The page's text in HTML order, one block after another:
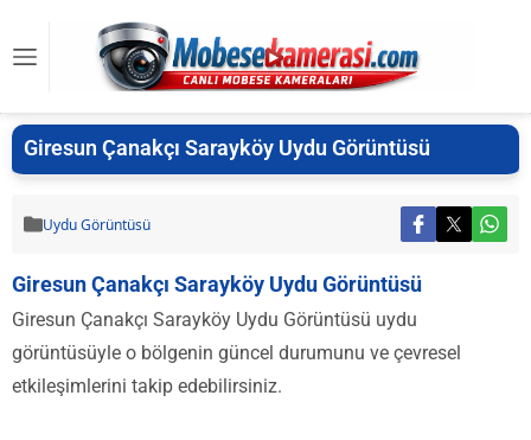
Giresun Çanakçı Sarayköy Uydu Görüntüsü
Uydu Görüntüsü
Giresun Çanakçı Sarayköy Uydu Görüntüsü
Giresun Çanakçı Sarayköy Uydu Görüntüsü uydu
görüntüsüyle o bölgenin güncel durumunu ve çevresel
etkileşimlerini takip edebilirsiniz.